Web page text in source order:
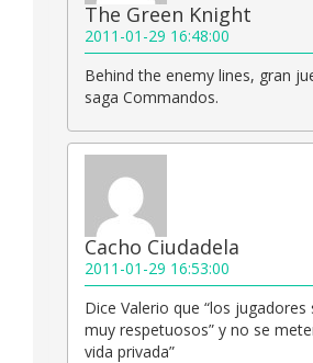
The Green Knight
2011-01-29 16:48:00
Behind the enemy lines, gran
saga Commandos.
Cacho Ciudadela
2011-01-29 16:53:00
Dice Valerio que “los jugadores
muy respetuosos” y no se
vida privada”